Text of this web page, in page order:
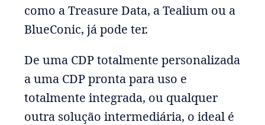
como a Treasure Data, a Tealium ou a
BlueConic, já pode ter.
De uma CDP totalmente personalizada
a uma CDP pronta para uso e
totalmente integrada, ou qualquer
outra solução intermediária, o ideal é